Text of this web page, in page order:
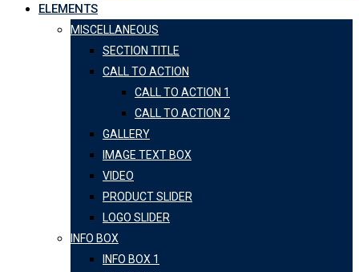
ELEMENTS
MISCELLANEOUS
SECTION TITLE
CALL TO ACTION
CALL TO ACTION 1
CALL TO ACTION 2
GALLERY
IMAGE TEXT BOX
VIDEO
PRODUCT SLIDER
LOGO SLIDER
INFO BOX
INFO BOX 1